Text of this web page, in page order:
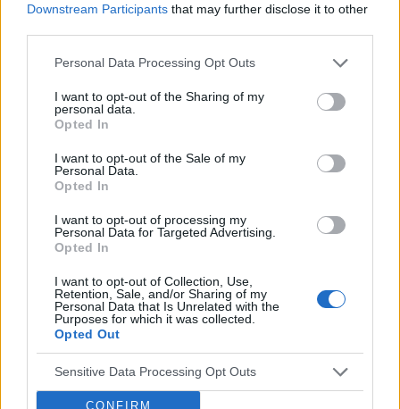
Downstream Participants that may further disclose it to other
Personal Data Processing Opt Outs
I want to opt-out of the Sharing of my
personal data.
Opted In
I want to opt-out of the Sale of my
Personal Data.
Opted In
I want to opt-out of processing my
Personal Data for Targeted Advertising.
Opted In
I want to opt-out of Collection, Use,
Retention, Sale, and/or Sharing of my
Personal Data that Is Unrelated with the
Purposes for which it was collected.
Opted Out
Sensitive Data Processing Opt Outs
CONFIRM
Witam wszystkich Poszukuję dobrego psychologa
dziecięcego w Szczecinie. Jak ktoś zna, to bardzo
proszę o jakąś wiadomość. Dziękuję
Reklama: